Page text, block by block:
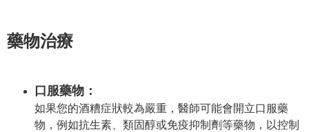
藥物治療
口服藥物：
如果您的酒糟症狀較為嚴重，醫師可能會開立口服藥
物，例如抗生素、類固醇或免疫抑制劑等藥物，以控制